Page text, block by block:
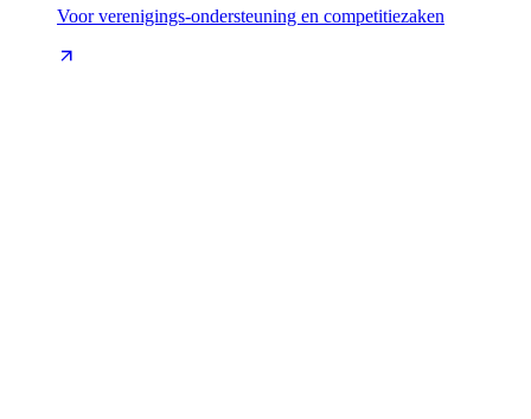
Voor verenigings-ondersteuning en competitiezaken